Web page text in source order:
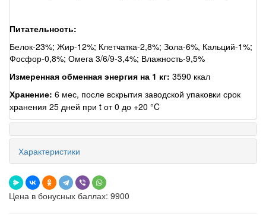
Питательность:
Белок-23%; Жир-12%; Клетчатка-2,8%; Зола-6%, Кальций-1%;
Фосфор-0,8%; Омега 3/6/9-3,4%; Влажность-9,5%
Измеренная обменная энергия на 1 кг: 3590 ккал
Хранение: 6 мес, после вскрытия заводской упаковки срок
хранения 25 дней при t от 0 до +20 °C
Характеристики
Цена в бонусных баллах: 9900